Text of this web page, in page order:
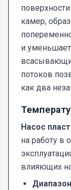
камер,
и
потоков
как два
Насос
на работу в
влияющих